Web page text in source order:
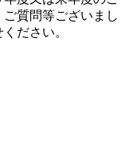
質問等ございまし
ださい。